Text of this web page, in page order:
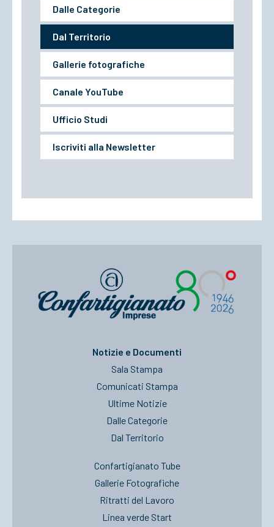
Dalle Categorie
Dal Territorio
Gallerie fotografiche
Canale YouTube
Ufficio Studi
Iscriviti alla Newsletter
Notizie e Documenti
Sala Stampa
Comunicati Stampa
Ultime Notizie
Dalle Categorie
Dal Territorio
Confartigianato Tube
Gallerie Fotografiche
Ritratti del Lavoro
Linea verde Start